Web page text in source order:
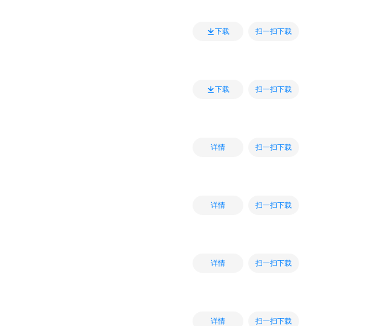
下载 扫一扫下载
下载 扫一扫下载
详情 扫一扫下载
详情 扫一扫下载
详情 扫一扫下载
详情 扫一扫下载